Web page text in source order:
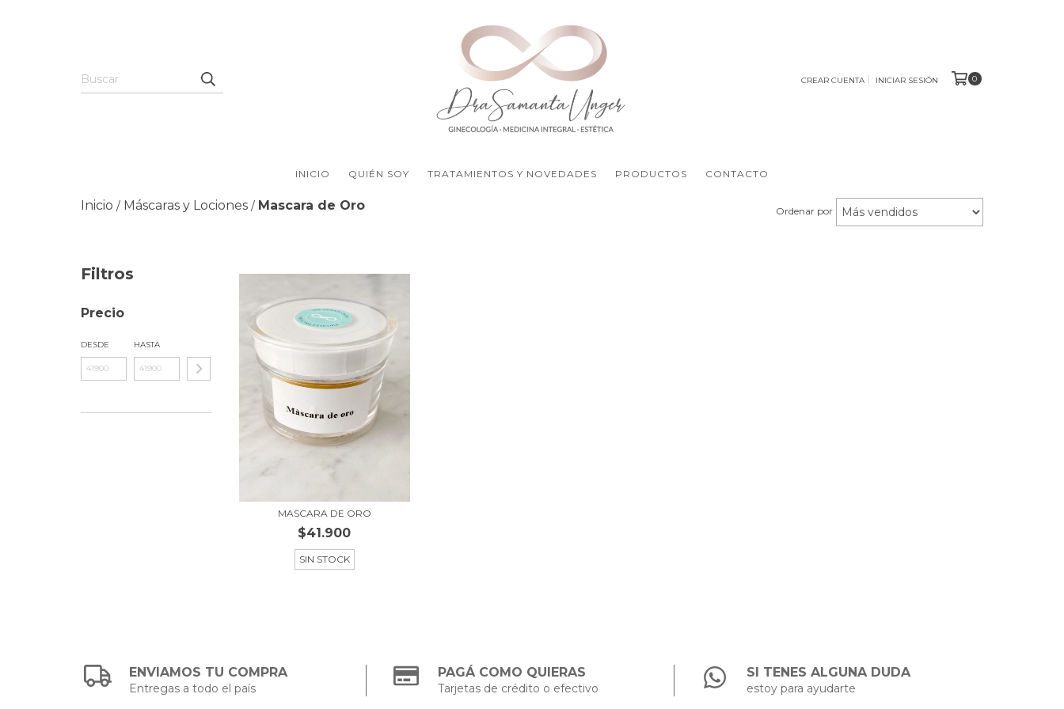
CREAR CUENTA INICIAR SESIÓN 0
INICIO QUIÉN SOY TRATAMIENTOS Y NOVEDADES PRODUCTOS CONTACTO
Inicio / Máscaras y Lociones / Mascara de Oro Ordenar por
Filtros
Precio
DESDE HASTA
MASCARA DE ORO
$41.900
SIN STOCK
ENVIAMOS TU COMPRA
Entregas a todo el país
PAGÁ COMO QUIERAS
Tarjetas de crédito o efectivo
SI TENES ALGUNA DUDA
estoy para ayudarte